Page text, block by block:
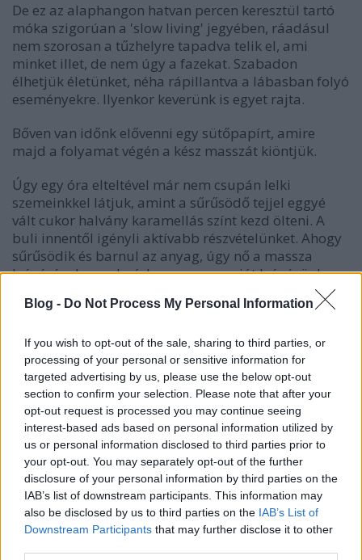
Blog - Do Not Process My Personal Information
If you wish to opt-out of the sale, sharing to third parties, or
processing of your personal or sensitive information for
targeted advertising by us, please use the below opt-out
section to confirm your selection. Please note that after your
opt-out request is processed you may continue seeing
interest-based ads based on personal information utilized by
us or personal information disclosed to third parties prior to
your opt-out. You may separately opt-out of the further
disclosure of your personal information by third parties on the
IAB’s list of downstream participants. This information may
also be disclosed by us to third parties on the IAB’s List of
Downstream Participants that may further disclose it to other
De ez az alaphangon hatvan percen keresztül tartó
móka szigorúan a 'slow living' jegyében, ráadásul
nem szorosan a tűzhelyre tapadva telik el, ami
minket illet, de nem úgy a fazekat. Szabadon
élhetjük életünket, néha rápillantva a lábasban folyó
eseményekre. Ilyenkor keverünk is egyet rajta.
Bőven van időnk elővenni egy sütőpapírt, amire
majd a folyamat végén a kész masszát kiöntjük.
Úgy egy óra elteltével már nem csupán lelki
szemeinkkel látjuk, amint a sűrűsödő tejjel eggyé
vált cukor halvány karamellás színt kezd ölteni. A
buli innentől igényli aktívabb részvételünket. Ahogy
sűrűsödik és barnul az anyag, úgy nő a massza
leégésének, ezzel párhuzamosan saját leégésünk
kevergetésszámra kapcsolni. Ha túlzottan
fel a hangerőt és az ablakot becsukva kíméljük meg
a szomszédot attól, hogy a zenei repertoárunkból az
ezen szakaszra eső daltöredékeket saját
interpretációnkban végigszenvedje. Amikor a
karamellizálódás igazán beindul a kavarás
folyamatossá válik. A tejkaramella akkor érik meg a
vaj hozzáadására, mikor kavarás közben már hosszú
másodpercekre látjuk a fazék alját, a keverék színe
pedig aranybarna (nevezzük ennek az ideális
karamella színt, már amennyiben ilyen létezik).
Ekkor zsupsz bele a vajat, azzal együtt homogén
masszává keverjük, a tűzről pedig levesszük.